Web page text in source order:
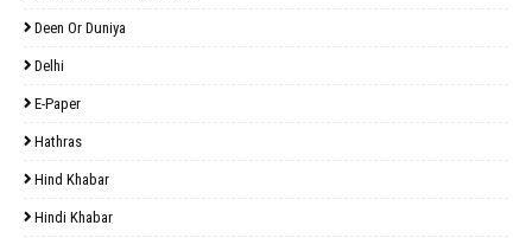
Deen Or Duniya
Delhi
E-Paper
Hathras
Hind Khabar
Hindi Khabar